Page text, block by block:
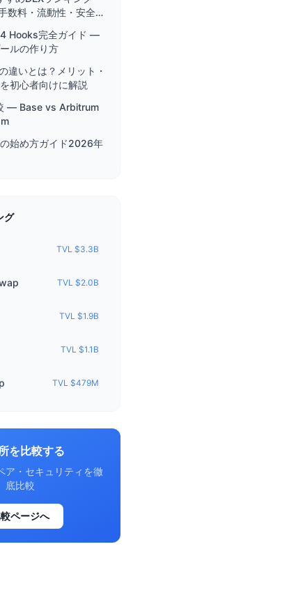
数料・流動性・安全性
Hooks完全ガイド —
ルの作り方
違いとは？メリット・
初心者向けに解説
— Base vs Arbitrum
始め方ガイド2026年
グ
TVL $3.3B
TVL $2.0B
TVL $1.9B
TVL $1.1B
TVL $479M
を比較する
ア・セキュリティを徹
底比較
ページへ